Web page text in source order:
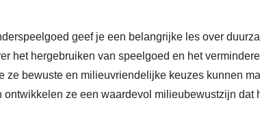
geef je een belangrijke les over
het hergebruiken van speelgoed en het
ze bewuste en milieuvriendelijke keuzes kunnen
ze een waardevol milieubewustzijn dat